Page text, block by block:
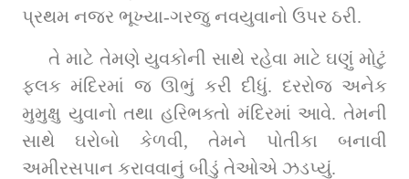
પ્રથમ નજર ભૂખ્યા-ગરજુ નવયુવાનો ઉપર ઠરી.
તે માટે તેમણે યુવકોની સાથે રહેવા માટે ઘણું મોટું
ફલક મંદિરમાં જ ઊભું કરી દીધું. દરરોજ અનેક
મુમુક્ષુ યુવાનો તથા હરિભક્તો મંદિરમાં આવે. તેમની
સાથે ઘરોબો કેળવી, તેમને પોતીકા બનાવી
અમીરસપાન કરાવવાનું બીડું તેઓએ ઝડપ્યું.